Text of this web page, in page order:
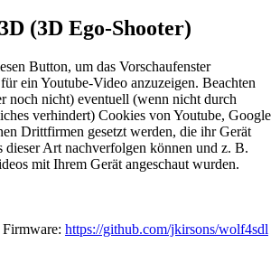
(3D Ego-Shooter)
https://github.com/jkirsons/wolf4sdl